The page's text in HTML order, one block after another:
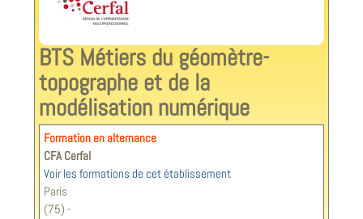
BTS Métiers du géomètre-
topographe et de la
modélisation numérique
Formation en alternance
CFA Cerfal
Voir les formations de cet établissement
Paris
(75) -